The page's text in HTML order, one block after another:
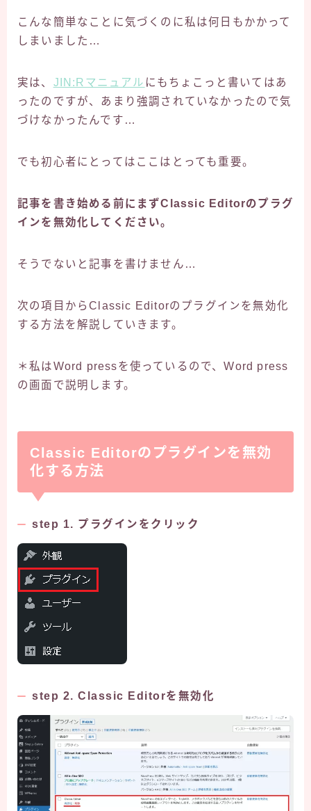
こんな簡単なことに気づくのに私は何日もかかって
しまいました…
実は、 JIN:Rマニュアル にもちょこっと書いてはあ
ったのですが、あまり強調されていなかったので気
づけなかったんです…
でも初心者にとってはここはとっても重要。
記事を書き始める前にまずClassic Editorのプラグ
インを無効化してください。
そうでないと記事を書けません…
次の項目からClassic Editorのプラグインを無効化
する方法を解説していきます。
＊私はWord pressを使っているので、Word press
の画面で説明します。
Classic Editorのプラグインを無効
化する方法
step 1. プラグインをクリック
step 2. Classic Editorを無効化